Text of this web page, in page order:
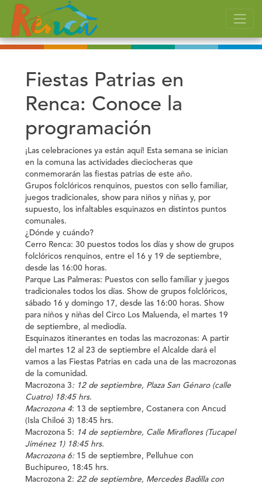
Fiestas Patrias en
Renca: Conoce la
programación
¡Las celebraciones ya están aquí! Esta semana se inician
en la comuna las actividades dieciocheras que
conmemorarán las fiestas patrias de este año.
Grupos folclóricos renquinos, puestos con sello familiar,
juegos tradicionales, show para niños y niñas y, por
supuesto, los infaltables esquinazos en distintos puntos
comunales.
¿Dónde y cuándo?
Cerro Renca: 30 puestos todos los días y show de grupos
folclóricos renquinos, entre el 16 y 19 de septiembre,
desde las 16:00 horas.
Parque Las Palmeras: Puestos con sello familiar y juegos
tradicionales todos los días. Show de grupos folclóricos,
sábado 16 y domingo 17, desde las 16:00 horas. Show
para niños y niñas del Circo Los Maluenda, el martes 19
de septiembre, al mediodía.
Esquinazos itinerantes en todas las macrozonas: A partir
del martes 12 al 23 de septiembre el Alcalde dará el
vamos a las Fiestas Patrias en cada una de las macrozonas
de la comunidad.
Macrozona 3: 12 de septiembre, Plaza San Génaro (calle
Cuatro) 18:45 hrs.
Macrozona 4: 13 de septiembre, Costanera con Ancud
(Isla Chiloé 3) 18:45 hrs.
Macrozona 5: 14 de septiembre, Calle Miraflores (Tucapel
Jiménez 1) 18:45 hrs.
Macrozona 6:15 de septiembre, Pelluhue con
Buchipureo, 18:45 hrs.
Macrozona 2: 22 de septiembre, Mercedes Badilla con